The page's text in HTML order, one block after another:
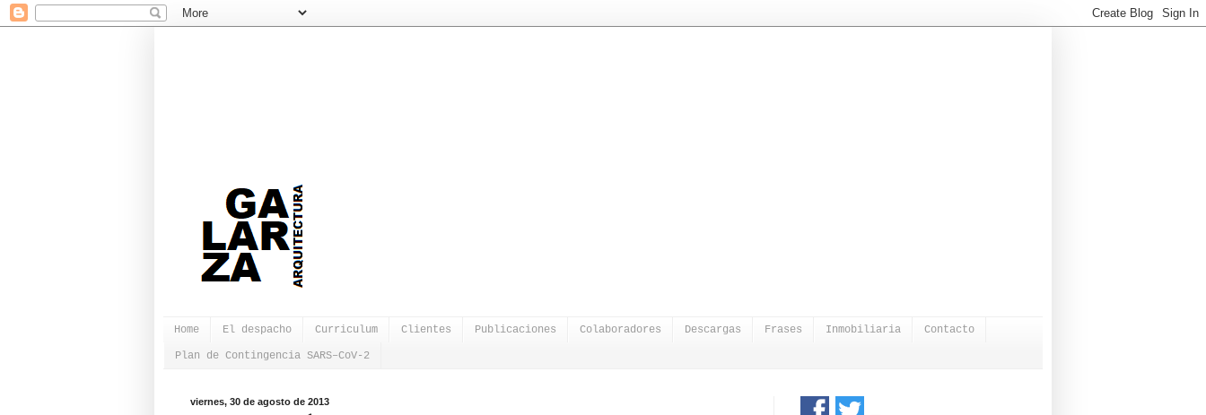
Home El despacho Curriculum Clientes Publicaciones Colaboradores Descargas Frases Inmobiliaria Contacto
Plan de Contingencia SARS–CoV-2
viernes, 30 de agosto de 2013